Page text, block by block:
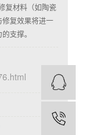
复材料（如陶瓷
复效果将进一
支撑。